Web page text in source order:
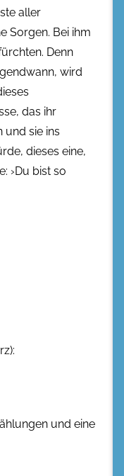
aller
Sorgen. Bei ihm
Denn
wird
das ihr
und sie ins
dieses eine,
›Du bist so
und eine